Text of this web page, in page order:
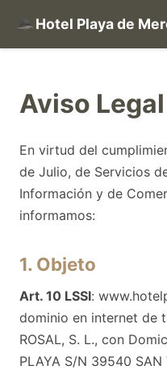
Hotel Playa de
Aviso Legal
En virtud del
de Julio, de Servicios
Información y de
informamos:
1. Objeto
Art. 10 LSSI:
dominio en internet de
ROSAL, S. L., con
PLAYA S/N 39540 SAN